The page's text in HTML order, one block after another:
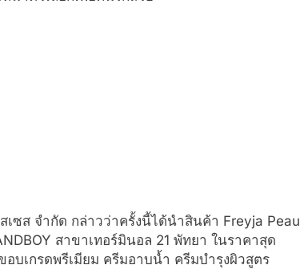
เซส จำกัด กล่าวว่าครั้งนี้ได้นำสินค้า Freyja Peau
สาขาเทอร์มินอล 21 พัทยา ในราคาสุด
บเกรดพรีเมียม ครีมอาบน้ำ ครีมบำรุงผิวสูตร